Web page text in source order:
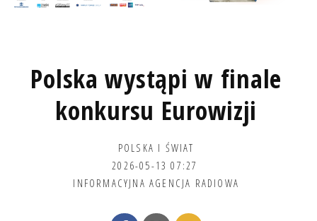
Polska wystąpi w finale
konkursu Eurowizji
POLSKA I ŚWIAT
2026-05-13 07:27
INFORMACYJNA AGENCJA RADIOWA